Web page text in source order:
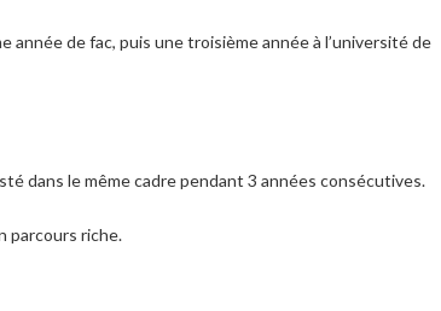
année de fac, puis une troisième année à l’université de
dans le même cadre pendant 3 années consécutives.
parcours riche.